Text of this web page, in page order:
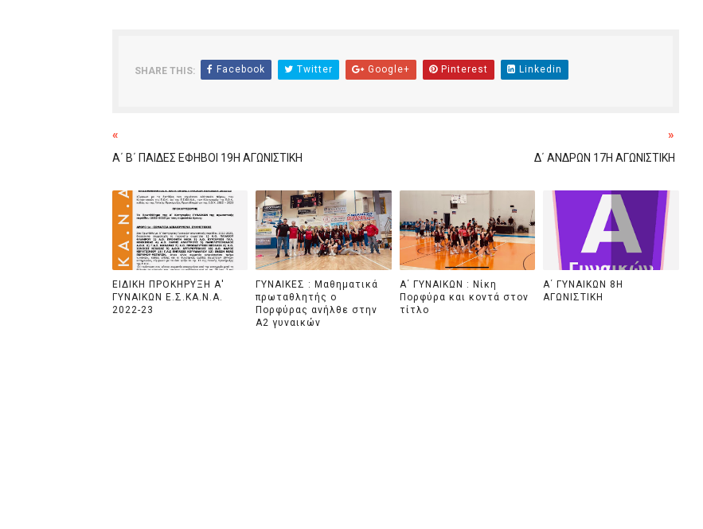
SHARE THIS: Facebook Twitter Google+ Pinterest Linkedin
«
Α΄ Β΄ ΠΑΙΔΕΣ ΕΦΗΒΟΙ 19Η ΑΓΩΝΙΣΤΙΚΗ
»
Δ΄ ΑΝΔΡΩΝ 17Η ΑΓΩΝΙΣΤΙΚΗ
ΕΙΔΙΚΗ ΠΡΟΚΗΡΥΞΗ Α'
ΓΥΝΑΙΚΩΝ Ε.Σ.ΚΑ.Ν.Α.
2022-23
ΓΥΝΑΙΚΕΣ : Μαθηματικά
πρωταθλητής ο
Πορφύρας ανήλθε στην
Α2 γυναικών
Α΄ ΓΥΝΑΙΚΩΝ : Νίκη
Πορφύρα και κοντά στον
τίτλο
Α΄ ΓΥΝΑΙΚΩΝ 8Η
ΑΓΩΝΙΣΤΙΚΗ